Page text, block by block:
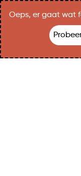
Oeps, er gaat wat